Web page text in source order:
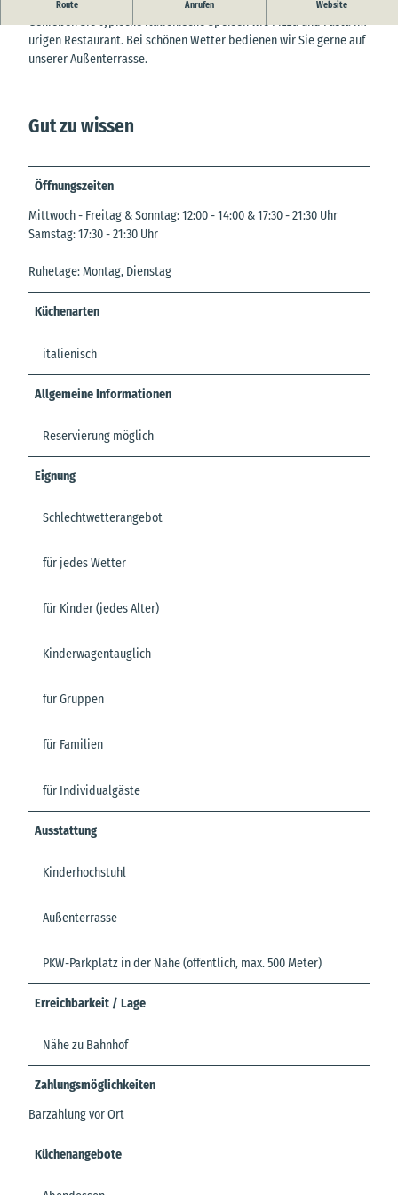
Route Anrufen Website
Italienische Spezialitäten in gemütlicher Atmosphäre!
Genießen Sie typische italienische Speisen wie Pizza und Pasta im
urigen Restaurant. Bei schönen Wetter bedienen wir Sie gerne auf
unserer Außenterrasse.
Gut zu wissen
Öffnungszeiten
Mittwoch - Freitag & Sonntag: 12:00 - 14:00 & 17:30 - 21:30 Uhr
Samstag: 17:30 - 21:30 Uhr
Ruhetage: Montag, Dienstag
Küchenarten
italienisch
Allgemeine Informationen
Reservierung möglich
Eignung
Schlechtwetterangebot
für jedes Wetter
für Kinder (jedes Alter)
Kinderwagentauglich
für Gruppen
für Familien
für Individualgäste
Ausstattung
Kinderhochstuhl
Außenterrasse
PKW-Parkplatz in der Nähe (öffentlich, max. 500 Meter)
Erreichbarkeit / Lage
Nähe zu Bahnhof
Zahlungsmöglichkeiten
Barzahlung vor Ort
Küchenangebote